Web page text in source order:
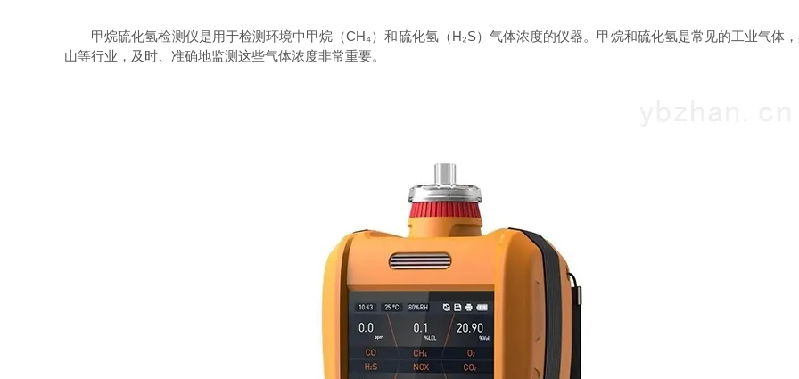
甲烷硫化氢检测仪是用于检测环境中甲烷（CH₄）和硫化氢（H₂S）气体浓度的仪器。甲烷和硫化氢是常见的工业气体
山等行业，及时、准确地监测这些气体浓度非常重要。